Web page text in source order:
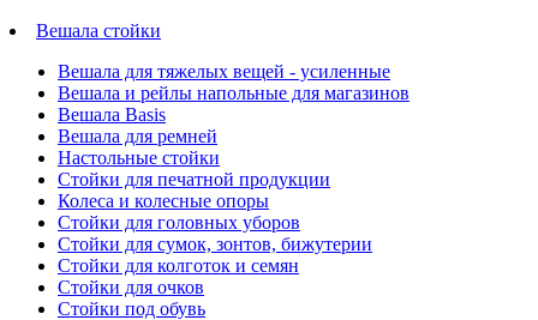
Вешала стойки
Вешала для тяжелых вещей - усиленные
Вешала и рейлы напольные для магазинов
Вешала Basis
Вешала для ремней
Настольные стойки
Стойки для печатной продукции
Колеса и колесные опоры
Стойки для головных уборов
Стойки для сумок, зонтов, бижутерии
Стойки для колготок и семян
Стойки для очков
Стойки под обувь